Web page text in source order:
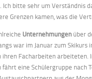
bitte sehr um Verständnis
Grenzen kamen, was die
Unternehmungen über
war im Januar zum
Facharbeiten
eine Schülergruppe